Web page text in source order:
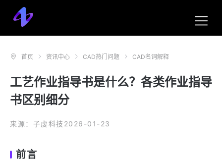
首页 资讯中心 CAD热门问题 CAD名词解释
工艺作业指导书是什么？各类作业指导
书区别细分
来源：子虔科技 2026-01-23
前言